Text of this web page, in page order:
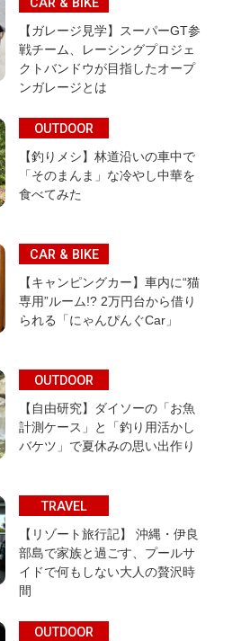
【ガレージ見学】スーパーGT参
戦チーム、レーシングプロジェ
クトバンドウが目指したオープ
ンガレージとは
OUTDOOR
【釣りメシ】林道沿いの車中で
「そのまんま」な冷やし中華を
食べてみた
CAR & BIKE
【キャンピングカー】車内に“猫
専用”ルーム!? 2万円台から借り
られる「にゃんぴんぐCar」
OUTDOOR
【自由研究】ダイソーの「お魚
計測ケース」と「釣り用活かし
バケツ」で夏休みの思い出作り
TRAVEL
【リゾート旅行記】 沖縄・伊良
部島で家族と過ごす、プールサ
イドで何もしない大人の贅沢時
間
OUTDOOR